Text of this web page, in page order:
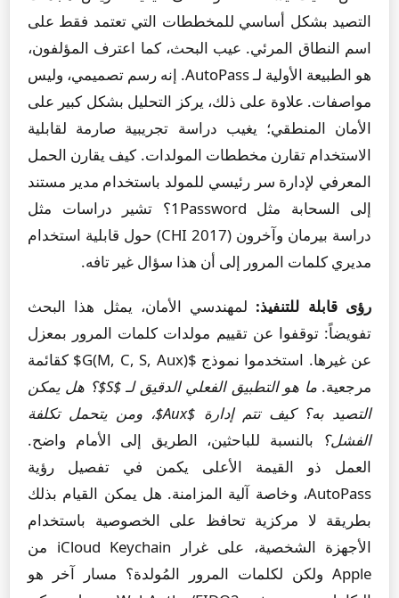
التصيد بشكل أساسي للمخططات التي تعتمد فقط على
اسم النطاق المرئي. عيب البحث، كما اعترف المؤلفون،
هو الطبيعة الأولية لـ AutoPass. إنه رسم تصميمي، وليس
مواصفات. علاوة على ذلك، يركز التحليل بشكل كبير على
الأمان المنطقي؛ يغيب دراسة تجريبية صارمة لقابلية
الاستخدام تقارن مخططات المولدات. كيف يقارن الحمل
المعرفي لإدارة سر رئيسي للمولد باستخدام مدير مستند
إلى السحابة مثل 1Password؟ تشير دراسات مثل
دراسة بيرمان وآخرون (CHI 2017) حول قابلية استخدام
مديري كلمات المرور إلى أن هذا سؤال غير تافه.
رؤى قابلة للتنفيذ: لمهندسي الأمان، يمثل هذا البحث
تفويضاً: توقفوا عن تقييم مولدات كلمات المرور بمعزل
عن غيرها. استخدموا نموذج $G(M, C, S, Aux)$ كقائمة
مرجعية.
ما هو التطبيق الفعلي الدقيق لـ $S$؟ هل يمكن
التصيد به؟
كيف تتم إدارة $Aux$، ومن يتحمل تكلفة
الفشل؟
بالنسبة للباحثين، الطريق إلى الأمام واضح.
العمل ذو القيمة الأعلى يكمن في تفصيل رؤية
AutoPass، وخاصة آلية المزامنة. هل يمكن القيام بذلك
بطريقة لا مركزية تحافظ على الخصوصية باستخدام
الأجهزة الشخصية، على غرار iCloud Keychain من
Apple ولكن لكلمات المرور المُولدة؟ مسار آخر هو